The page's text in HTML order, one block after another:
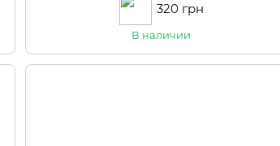
320 грн
В наличии